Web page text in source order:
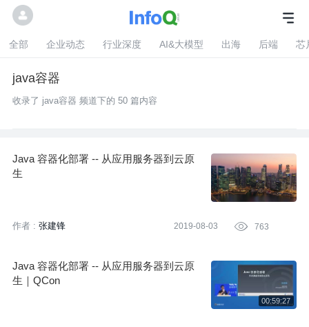
全部 企业动态 行业深度 AI&大模型 出海 后端 芯
java容器
收录了 java容器 频道下的 50 篇内容
Java 容器化部署 -- 从应用服务器到云原
生
作者 : 张建锋 2019-08-03  763
Java 容器化部署 -- 从应用服务器到云原
生｜QCon